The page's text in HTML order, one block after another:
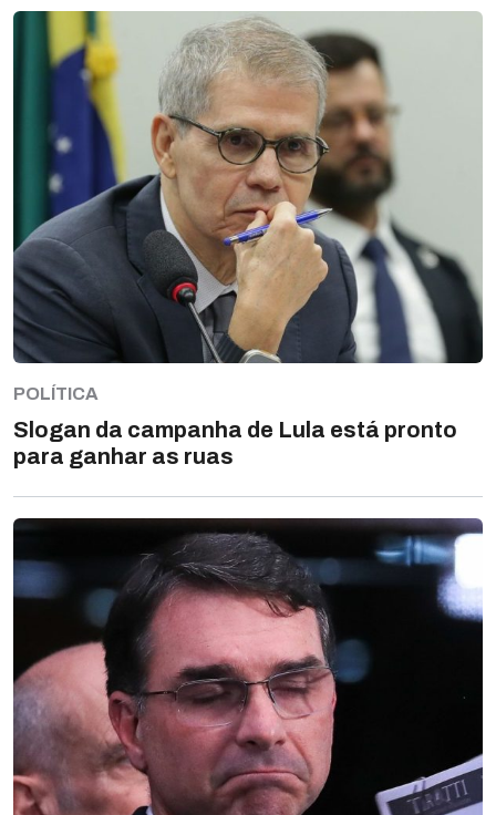
POLÍTICA
Slogan da campanha de Lula está pronto
para ganhar as ruas